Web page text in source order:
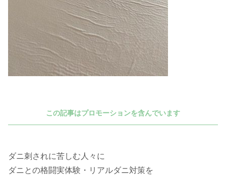
この記事はプロモーションを含んでいます
ダニ刺されに苦しむ人々に
ダニとの格闘実体験・リアルダニ対策を